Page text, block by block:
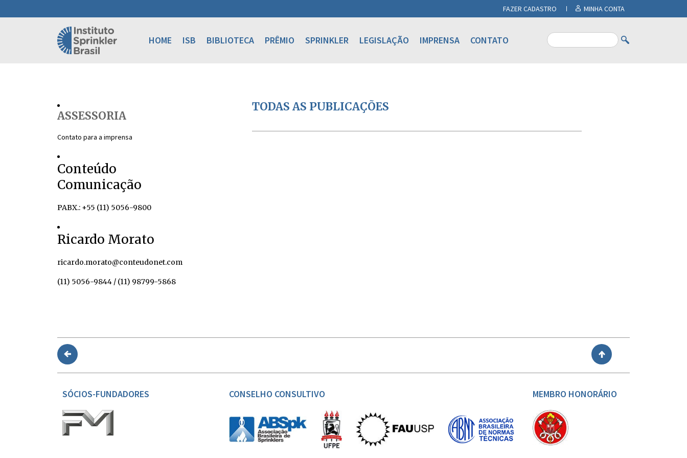
FAZER CADASTRO MINHA CONTA
HOME ISB BIBLIOTECA PRÊMIO SPRINKLER LEGISLAÇÃO IMPRENSA CONTATO
ASSESSORIA
Contato para a imprensa
Conteúdo
Comunicação
PABX.: +55 (11) 5056-9800
Ricardo Morato
ricardo.morato@conteudonet.com
(11) 5056-9844 / (11) 98799-5868
TODAS AS PUBLICAÇÕES
SÓCIOS-FUNDADORES CONSELHO CONSULTIVO MEMBRO HONORÁRIO